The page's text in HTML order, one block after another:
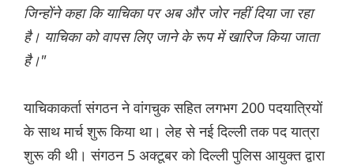
जिन्होंने कहा कि याचिका पर अब और जोर नहीं दिया जा रहा
है। याचिका को वापस लिए जाने के रूप में खारिज किया जाता
है।"
याचिकाकर्ता संगठन ने वांगचुक सहित लगभग 200 पदयात्रियों
के साथ मार्च शुरू किया था। लेह से नई दिल्ली तक पद यात्रा
शुरू की थी। संगठन 5 अक्टूबर को दिल्ली पुलिस आयुक्त द्वारा